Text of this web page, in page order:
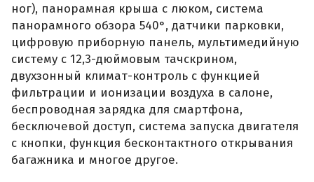
ног), панорамная крыша с люком, система
панорамного обзора 540°, датчики парковки,
цифровую приборную панель, мультимедийную
систему с 12,3-дюймовым тачскрином,
двуxзонный климат-контроль с функцией
фильтрации и ионизации воздуха в салоне,
беспроводная зарядка для смартфона,
бесключевой доступ, система запуска двигателя
с кнопки, функция бесконтактного открывания
багажника и многое другое.